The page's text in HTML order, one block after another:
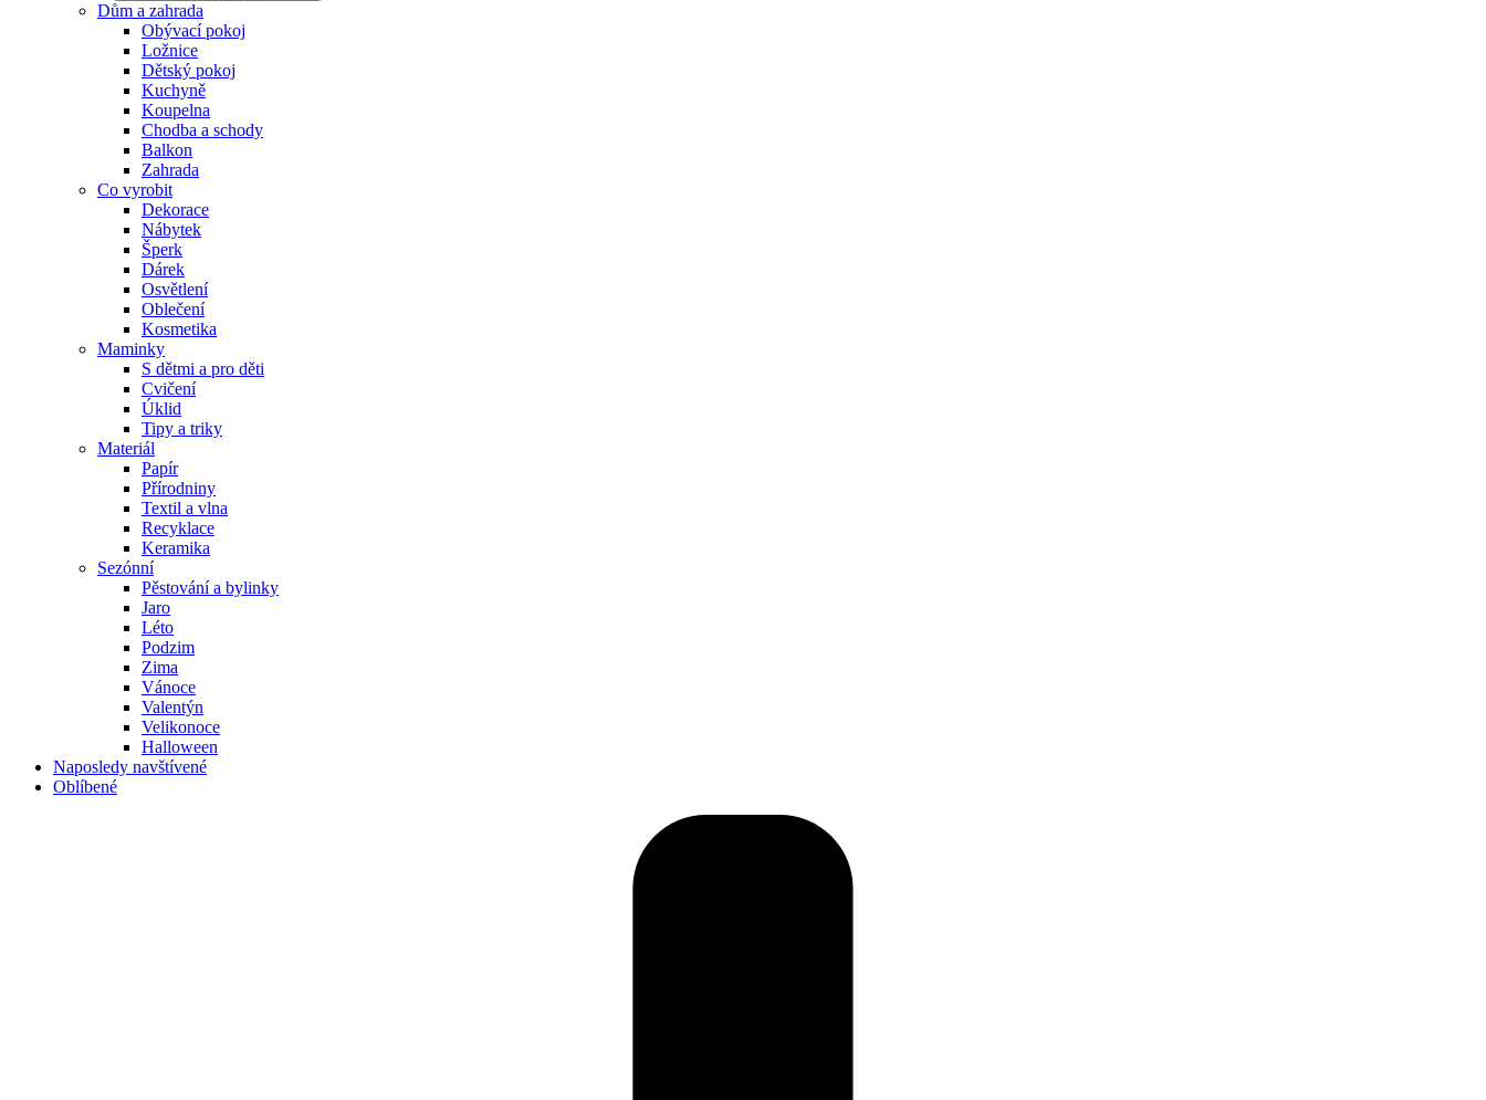
Dům a zahrada
Obývací pokoj
Ložnice
Dětský pokoj
Kuchyně
Koupelna
Chodba a schody
Balkon
Zahrada
Co vyrobit
Dekorace
Nábytek
Šperk
Dárek
Osvětlení
Oblečení
Kosmetika
Maminky
S dětmi a pro děti
Cvičení
Úklid
Tipy a triky
Materiál
Papír
Přírodniny
Textil a vlna
Recyklace
Keramika
Sezónní
Pěstování a bylinky
Jaro
Léto
Podzim
Zima
Vánoce
Valentýn
Velikonoce
Halloween
Naposledy navštívené
Oblíbené